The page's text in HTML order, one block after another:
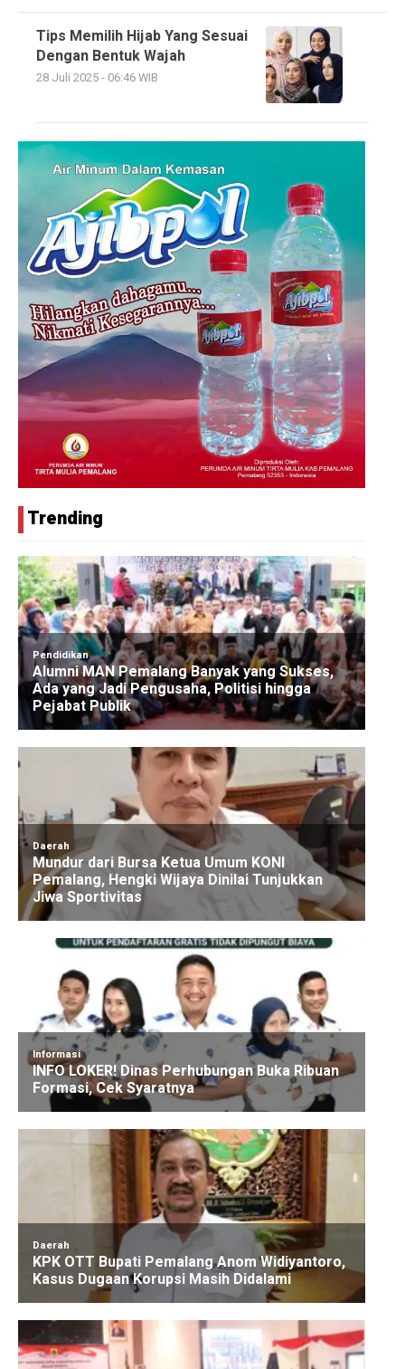
Tips Memilih Hijab Yang Sesuai
Dengan Bentuk Wajah
28 Juli 2025 - 06:46 WIB
Trending